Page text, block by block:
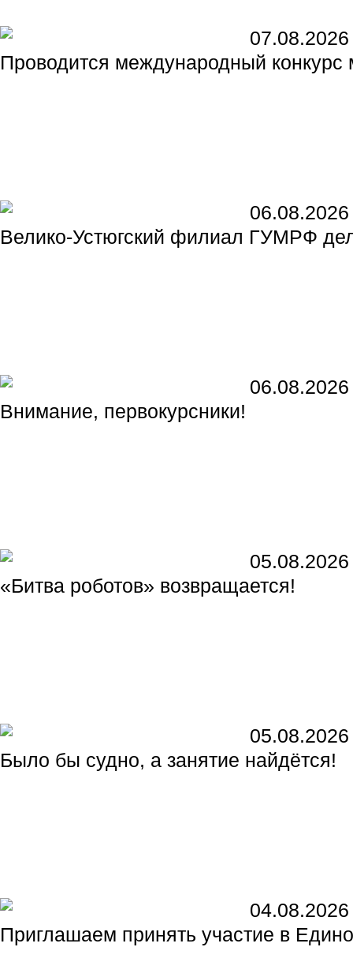
07.08.2026
Проводится международный
06.08.2026
Велико-Устюгский филиал ГУМРФ
06.08.2026
Внимание, первокурсники!
05.08.2026
«Битва роботов» возвращается!
05.08.2026
Было бы судно, а занятие найдётся!
04.08.2026
Приглашаем принять участие в